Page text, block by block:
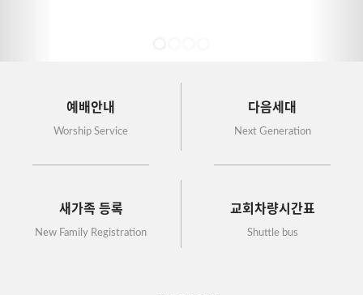
예배안내
Worship Service
다음세대
Next Generation
새가족 등록
New Family Registration
교회차량시간표
Shuttle bus